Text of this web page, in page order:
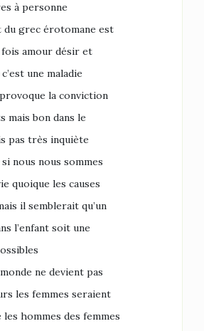
à personne
du grec érotomane est
amour désir et
une maladie
la conviction
mais bon dans le
pas très inquiète
nous nous sommes
quoique les causes
il semblerait qu’un
l’enfant soit une
ne devient pas
les femmes seraient
hommes des femmes